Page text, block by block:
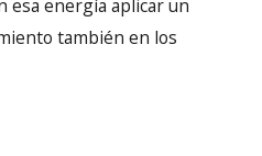
esa energía aplicar un
también en los